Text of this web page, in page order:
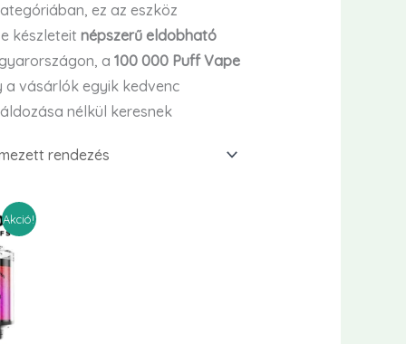
ez az eszköz
készleteit népszerű eldobható
a 100 000 Puff Vape
a vásárlók egyik kedvenc
nélkül keresnek
Akció!